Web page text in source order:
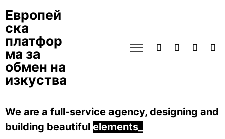
Европей
ска
платфор
ма за
обмен на
изкуства
We are a full-service agency, designing and
building beautiful elements